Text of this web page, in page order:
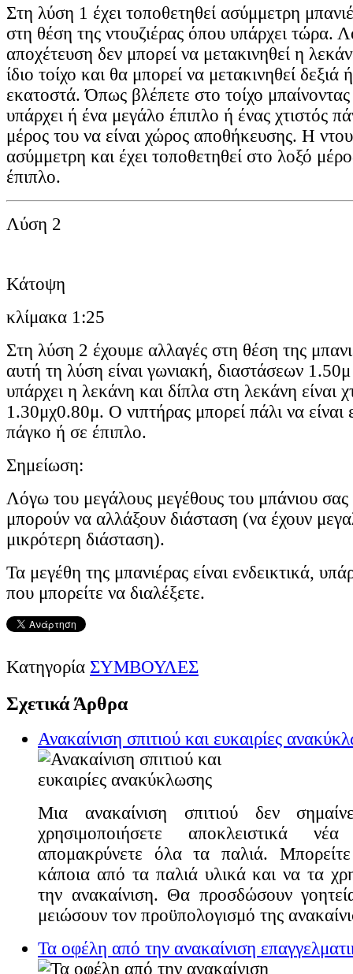
Στη λύση 1 έχει τοποθετηθεί ασύμμετρη
στη θέση της ντουζιέρας όπου υπάρχει τώρα.
αποχέτευση δεν μπορεί να μετακινηθεί η
ίδιο τοίχο και θα μπορεί να μετακινηθεί δεξιά
εκατοστά. Όπως βλέπετε στο τοίχο μπαίνοντας
υπάρχει ή ένα μεγάλο έπιπλο ή ένας χτιστός
μέρος του να είναι χώρος αποθήκευσης. Η
ασύμμετρη και έχει τοποθετηθεί στο λοξό
έπιπλο.
Λύση 2
Κάτοψη
κλίμακα 1:25
Στη λύση 2 έχουμε αλλαγές στη θέση της
αυτή τη λύση είναι γωνιακή, διαστάσεων
υπάρχει η λεκάνη και δίπλα στη λεκάνη είναι
1.30μχ0.80μ. Ο νιπτήρας μπορεί πάλι να είναι
πάγκο ή σε έπιπλο.
Σημείωση:
Λόγω του μεγάλους μεγέθους του μπάνιου σας
μπορούν να αλλάξουν διάσταση (να έχουν
μικρότερη διάσταση).
Τα μεγέθη της μπανιέρας είναι ενδεικτικά,
που μπορείτε να διαλέξετε.
Κατηγορία ΣΥΜΒΟΥΛΕΣ
Σχετικά Άρθρα
Ανακαίνιση σπιτιού και ευκαιρίες
Μια ανακαίνιση σπιτιού δεν
χρησιμοποιήσετε αποκλειστικά
απομακρύνετε όλα τα παλιά.
κάποια από τα παλιά υλικά και να τα
την ανακαίνιση. Θα προσδώσουν
μειώσουν τον προϋπολογισμό της
Τα οφέλη από την ανακαίνιση